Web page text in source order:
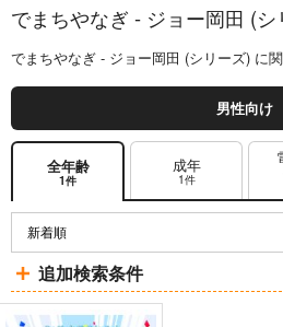
でまちやなぎ - ジョー岡田 (
でまちやなぎ - ジョー岡田 (シリーズ) に
男性向け
全年齢
1件
成年
1件
追加検索条件